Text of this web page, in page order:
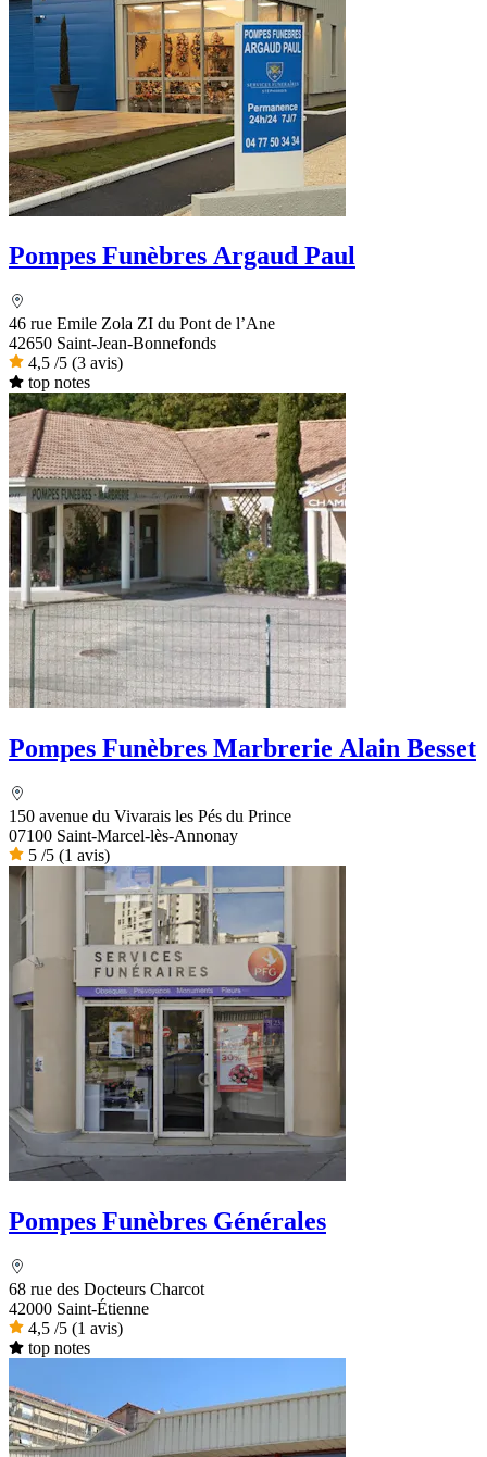
Pompes Funèbres Argaud Paul
46 rue Emile Zola ZI du Pont de l’Ane
42650 Saint-Jean-Bonnefonds
4,5 /5 (3 avis)
top notes
Pompes Funèbres Marbrerie Alain Besset
150 avenue du Vivarais les Pés du Prince
07100 Saint-Marcel-lès-Annonay
5 /5 (1 avis)
Pompes Funèbres Générales
68 rue des Docteurs Charcot
42000 Saint-Étienne
4,5 /5 (1 avis)
top notes